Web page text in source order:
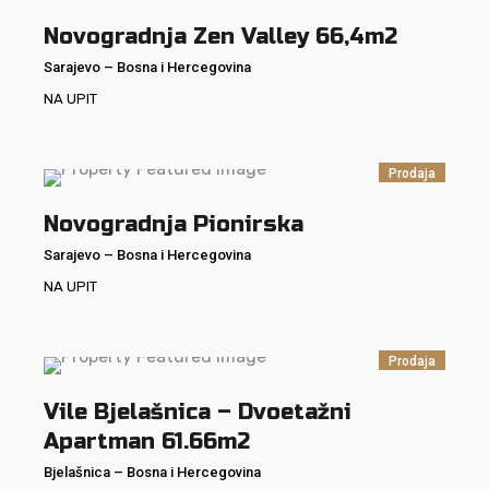
Novogradnja Zen Valley 66,4m2
Sarajevo – Bosna i Hercegovina
NA UPIT
Prodaja
Novogradnja Pionirska
Sarajevo – Bosna i Hercegovina
NA UPIT
Prodaja
Vile Bjelašnica – Dvoetažni
Apartman 61.66m2
Bjelašnica – Bosna i Hercegovina